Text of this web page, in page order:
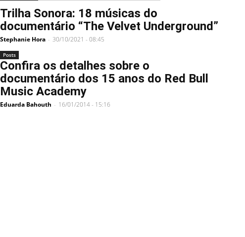
Trilha Sonora: 18 músicas do
documentário “The Velvet Underground”
Stephanie Hora - 30/10/2021 - 08:45
Posts
Confira os detalhes sobre o
documentário dos 15 anos do Red Bull
Music Academy
Eduarda Bahouth - 16/01/2014 - 15:16